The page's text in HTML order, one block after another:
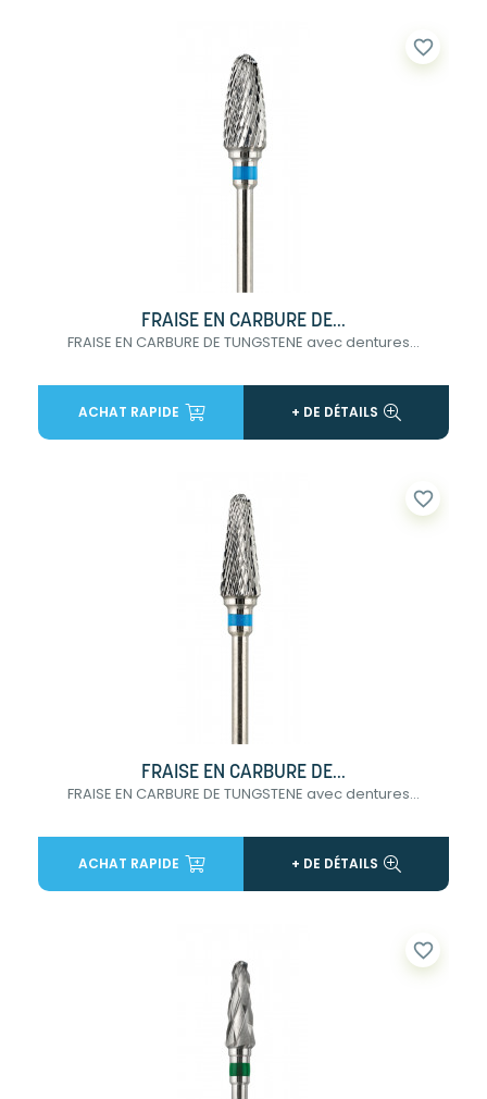
favorite_border
FRAISE EN CARBURE DE...
FRAISE EN CARBURE DE TUNGSTENE avec dentures...
ACHAT RAPIDE + DE DÉTAILS
favorite_border
FRAISE EN CARBURE DE...
FRAISE EN CARBURE DE TUNGSTENE avec dentures...
ACHAT RAPIDE + DE DÉTAILS
favorite_border